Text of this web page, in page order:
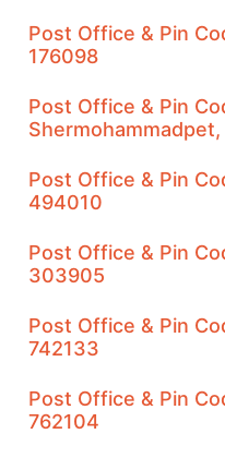
Post Office & Pin
176098
Post Office & Pin
Shermohammadpet,
Post Office & Pin
494010
Post Office & Pin
303905
Post Office & Pin
742133
Post Office & Pin
762104